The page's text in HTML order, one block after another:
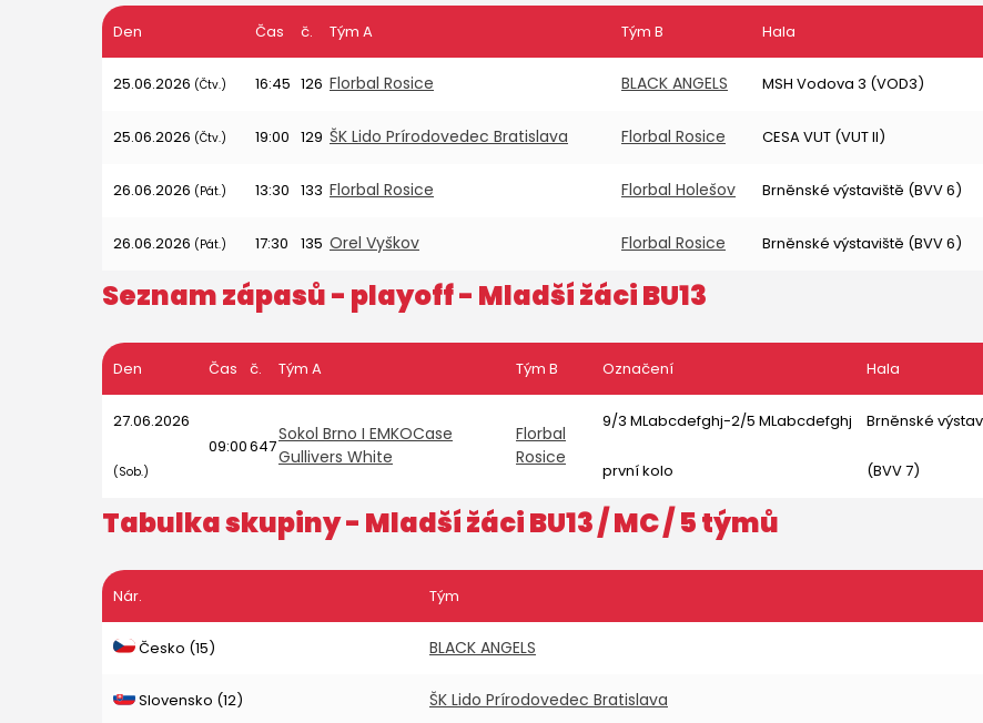
Den Čas č. Tým A Tým B Hala
25.06.2026 (Čtv.) 16:45 126 Florbal Rosice BLACK ANGELS MSH Vodova 3 (VOD3)
25.06.2026 (Čtv.) 19:00 129 ŠK Lido Prírodovedec Bratislava Florbal Rosice CESA VUT (VUT II)
26.06.2026 (Pát.) 13:30 133 Florbal Rosice Florbal Holešov Brněnské výstaviště (BVV 6)
26.06.2026 (Pát.) 17:30 135 Orel Vyškov Florbal Rosice Brněnské výstaviště (BVV 6)
Seznam zápasů - playoff - Mladší žáci BU13
Den Čas č. Tým A Tým B Označení Hala
27.06.2026
(Sob.)
09:00647
Sokol Brno I EMKOCase
Gullivers White
Florbal
Rosice
9/3 MLabcdefghj-2/5 MLabcdefghj
první kolo
Brněnské
(BVV 7)
Tabulka skupiny - Mladší žáci BU13/ MC / 5 týmů
Nár. Tým
Česko (15) BLACK ANGELS
Slovensko (12) ŠK Lido Prírodovedec Bratislava